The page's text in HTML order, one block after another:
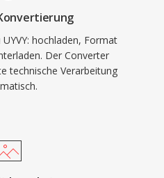
hochladen, Format
Der Converter
technische Verarbeitung